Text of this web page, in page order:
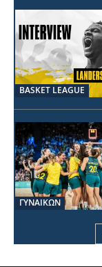
BASKET LEAGUE
ΓΥΝΑΙΚΩΝ